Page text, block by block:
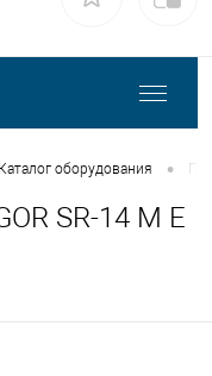
Каталог оборудования •
SR-14 M E